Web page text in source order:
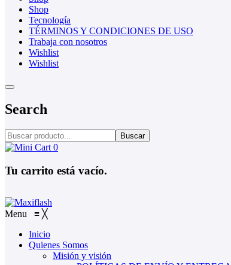
Shop
Tecnología
TÉRMINOS Y CONDICIONES DE USO
Trabaja con nosotros
Wishlist
Wishlist
Search
Buscar
0
Tu carrito está vacío.
Menu ≡ ╳
Inicio
Quienes Somos
Misión y visión